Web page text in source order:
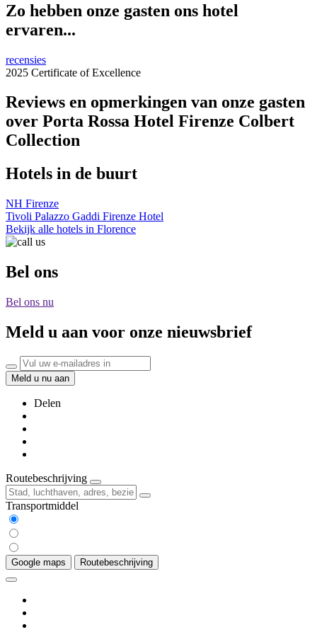
Zo hebben onze gasten ons hotel
ervaren...
recensies
2025 Certificate of Excellence
Reviews en opmerkingen van onze gasten
over Porta Rossa Hotel Firenze Colbert
Collection
Hotels in de buurt
NH Firenze
Tivoli Palazzo Gaddi Firenze Hotel
Bekijk alle hotels in Florence
Bel ons
Bel ons nu
Meld u aan voor onze nieuwsbrief
Meld u nu aan
Delen
Routebeschrijving
Transportmiddel
Google maps Routebeschrijving